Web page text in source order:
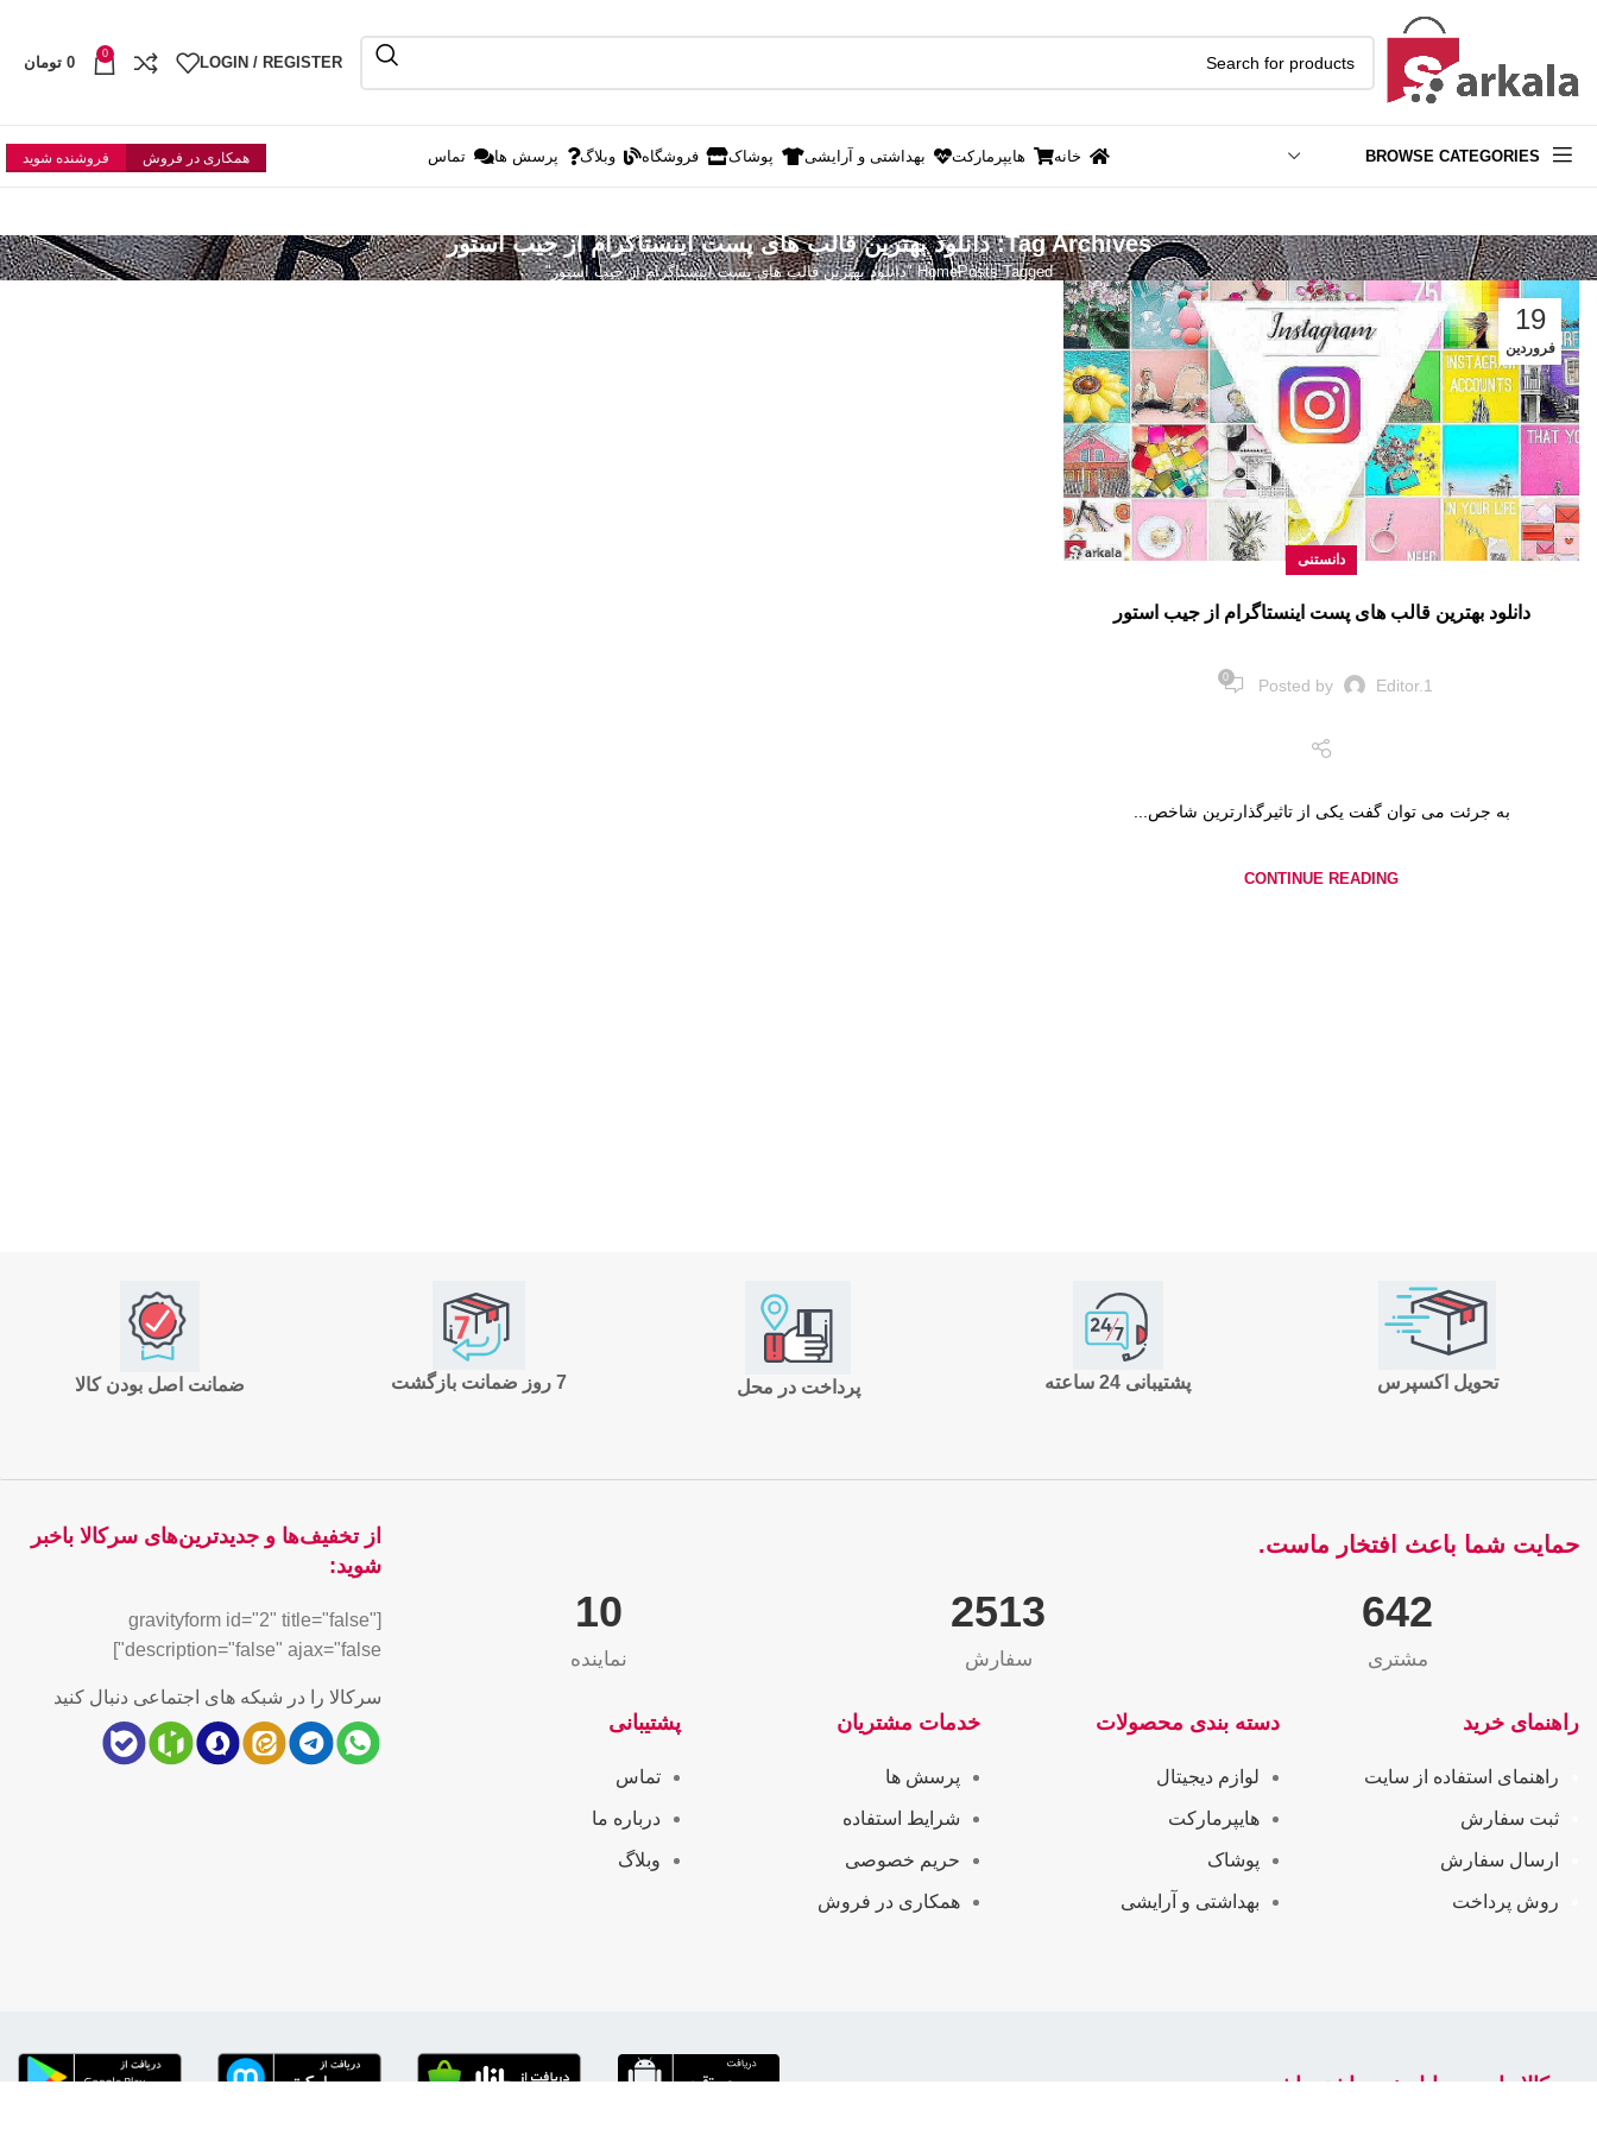
LOGIN / REGISTER
0
0 تومان
BROWSE CATEGORIES خانه هایپرمارکت بهداشتی و آرایشی پوشاک فروشگاه وبلاگ پرسش ها تماس همکاری در فروش فروشنده شوید
Tag Archives: دانلود بهترین قالب های پست اینستاگرام از جیب استور
HomePosts Tagged "دانلود بهترین قالب های پست اینستاگرام از جیب استور"
19
فروردین
دانستنی
دانلود بهترین قالب های پست اینستاگرام از جیب استور
Posted by Editor.1
0
به جرئت می توان گفت یکی از تاثیرگذارترین شاخص...
CONTINUE READING
ضمانت اصل بودن کالا 7 روز ضمانت بازگشت پرداخت در محل پشتیبانی 24 ساعته تحویل اکسپرس
از تخفیف‌ها و جدیدترین‌های سرکالا باخبر
شوید:
[gravityform id="2" title="false"
description="false" ajax="false"]
سرکالا را در شبکه های اجتماعی دنبال کنید
حمایت شما باعث افتخار ماست.
10
نماینده
2565
سفارش
655
مشتری
پشتیبانی
تماس
درباره ما
وبلاگ
خدمات مشتریان
پرسش ها
شرایط استفاده
حریم خصوصی
همکاری در فروش
دسته بندی محصولات
لوازم دیجیتال
هایپرمارکت
پوشاک
بهداشتی و آرایشی
راهنمای خرید
راهنمای استفاده از سایت
ثبت سفارش
ارسال سفارش
روش پرداخت
سرکالا را در موبایل خود داشته باشید